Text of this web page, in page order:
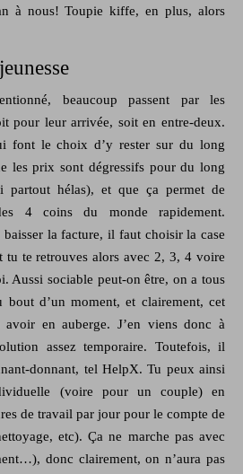
à nous! Toupie kiffe, en plus, alors
beaucoup passent par les
pour leur arrivée, soit en entre-deux.
font le choix d’y rester sur du long
les prix sont dégressifs pour du long
partout hélas), et que ça permet de
4 coins du monde rapidement.
la facture, il faut choisir la case
tu te retrouves alors avec 2, 3, 4 voire
Aussi sociable peut-on être, on a tous
bout d’un moment, et clairement, cet
en auberge. J’en viens donc à
assez temporaire. Toutefois, il
donnant, tel HelpX. Tu peux ainsi
(voire pour un couple) en
de travail par jour pour le compte de
etc). Ça ne marche pas avec
donc clairement, on n’aura pas